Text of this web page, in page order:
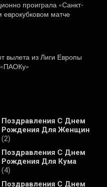
проиграла «Санкт-
еврокубковом матче
вылета из Лиги Европы
Поздравления С Днем
Рождения Для Женщин
(2)
Поздравления С Днем
Рождения Для Кума
(4)
Поздравления С Днем